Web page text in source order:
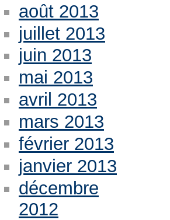
août 2013
juillet 2013
juin 2013
mai 2013
avril 2013
mars 2013
février 2013
janvier 2013
décembre
2012